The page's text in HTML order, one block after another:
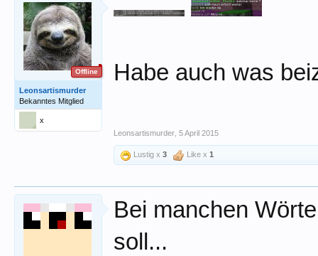
Offline
Leonsartismurder
Bekanntes Mitglied
x
Habe auch was
Leonsartismurder 5 April 2015
Lustig x 3 Like x 1
Bei manchen
soll...